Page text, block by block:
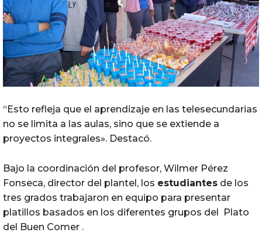
“Esto refleja que el aprendizaje en las telesecundarias
no se limita a las aulas, sino que se extiende a
proyectos integrales». Destacó.
Bajo la coordinación del profesor, Wilmer Pérez
Fonseca, director del plantel, los estudiantes de los
tres grados trabajaron en equipo para presentar
platillos basados en los diferentes grupos del Plato
del Buen Comer .